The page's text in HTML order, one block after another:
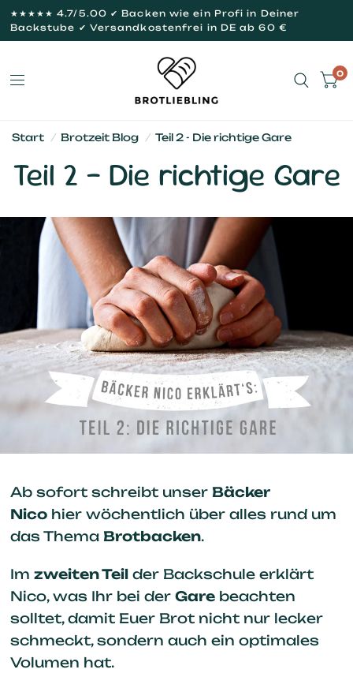
★★★★★ 4.7/5.00 ✔ Backen wie ein Profi in Deiner
Backstube ✔ Versandkostenfrei in DE ab 60 €
0
Start / Brotzeit Blog / Teil 2 - Die richtige Gare
Teil 2 - Die richtige Gare
Ab sofort schreibt unser Bäcker
Nicohier wöchentlich über alles rund um
das Thema Brotbacken.
Im zweiten Teilder Backschule erklärt
Nico, was Ihr bei der Garebeachten
solltet, damit Euer Brot nicht nur lecker
schmeckt, sondern auch ein optimales
Volumen hat.